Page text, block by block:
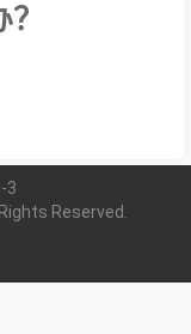
3
Reserved.